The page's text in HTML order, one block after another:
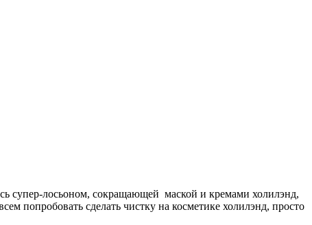
супер-лосьоном, сокращающей маской и кремами холилэнд,
попробовать сделать чистку на косметике холилэнд, просто